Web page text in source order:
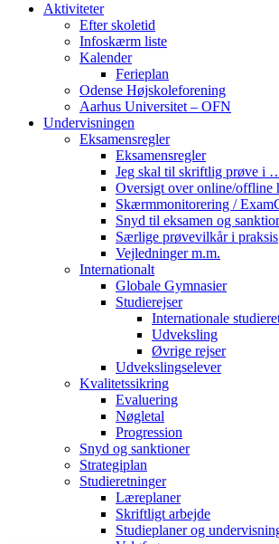
Aktiviteter
Efter skoletid
Infoskærm liste
Kalender
Ferieplan
Odense Højskoleforening
Aarhus Universitet – OFN
Undervisningen
Eksamensregler
Eksamensregler
Jeg skal til skriftlig prøve i
Oversigt over online/offline
Skærmmonitorering /
Snyd til eksamen og
Særlige prøvevilkår i praksis
Vejledninger m.m.
Internationalt
Globale Gymnasier
Studierejser
Internationale
Udveksling
Øvrige rejser
Udvekslingselever
Kvalitetssikring
Evaluering
Nøgletal
Progression
Snyd og sanktioner
Strategiplan
Studieretninger
Læreplaner
Skriftligt arbejde
Studieplaner og